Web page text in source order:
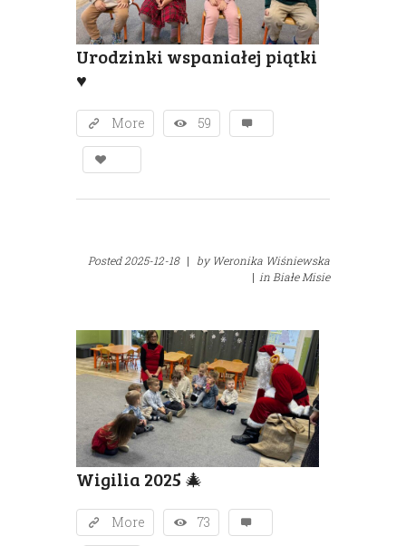
Urodzinki wspaniałej piątki
♥️
More 59
Posted2025-12-18 | byWeronika Wiśniewska
| in Białe Misie
Wigilia 2025 🎄
More 73